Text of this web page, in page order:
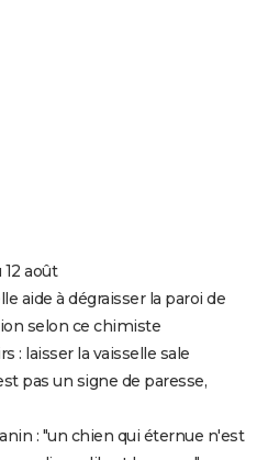
août
aide à dégraisser la paroi de
selon ce chimiste
: laisser la vaisselle sale
pas un signe de paresse,
: "un chien qui éternue n'est